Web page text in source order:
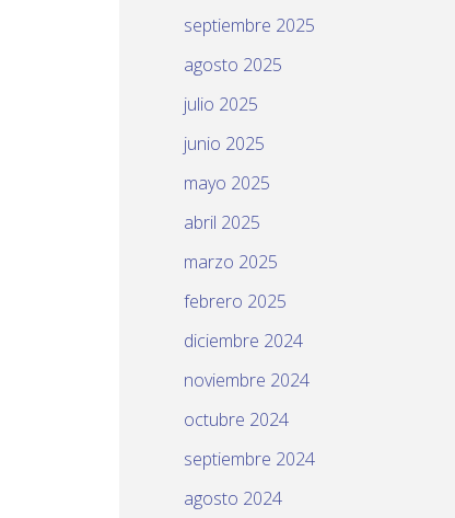
septiembre 2025
agosto 2025
julio 2025
junio 2025
mayo 2025
abril 2025
marzo 2025
febrero 2025
diciembre 2024
noviembre 2024
octubre 2024
septiembre 2024
agosto 2024